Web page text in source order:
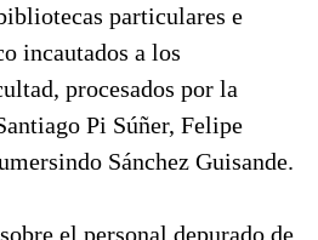
particulares e
incautados a los
procesados por la
Pi Súñer, Felipe
Sánchez Guisande.
el personal depurado de